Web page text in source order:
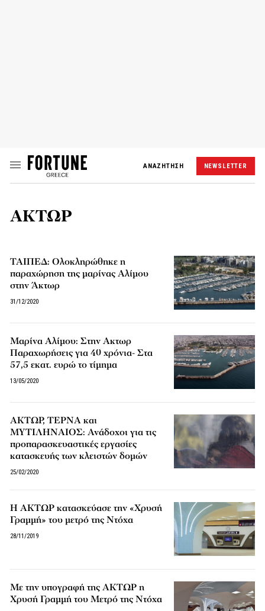
ΑΝΑΖΗΤΗΣΗ NEWSLETTER
ΑΚΤΩΡ
ΤΑΙΠΕΔ: Ολοκληρώθηκε η
παραχώρηση της μαρίνας Αλίμου
στην Άκτωρ
31/12/2020
Μαρίνα Αλίμου: Στην Ακτωρ
Παραχωρήσεις για 40 χρόνια- Στα
57,5 εκατ. ευρώ το τίμημα
13/05/2020
ΑΚΤΩΡ, ΤΕΡΝΑ και
ΜΥΤΙΛΗΝΑΙΟΣ: Ανάδοχοι για τις
προπαρασκευαστικές εργασίες
κατασκευής των κλειστών δομών
25/02/2020
Η ΑΚΤΩΡ κατασκεύασε την «Χρυσή
Γραμμή» του μετρό της Ντόχα
28/11/2019
Με την υπογραφή της ΑΚΤΩΡ η
Χρυσή Γραμμή του Μετρό της Ντόχα